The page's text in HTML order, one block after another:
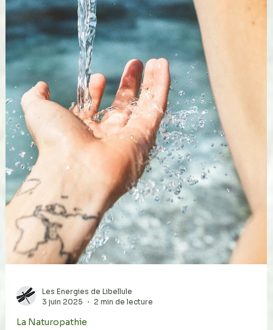
Danielle Martreux
4 min de lecture
La Naturopathie
Les bienfaits de la chromothérapie
La chromothérapie, également connue sous le nom
de thérapie par les couleurs, est une méthode de
soin qui utilise les propriétés des...